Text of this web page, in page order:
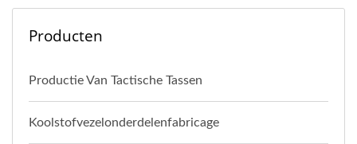
Producten
Productie Van Tactische Tassen
Koolstofvezelonderdelenfabricage